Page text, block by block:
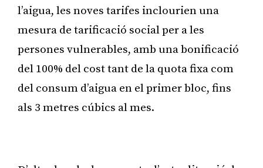
l’aigua, les noves tarifes inclourien una
mesura de tarificació social per a les
persones vulnerables, amb una bonificació
del 100% del cost tant de la quota fixa com
del consum d’aigua en el primer bloc, fins
als 3 metres cúbics al mes.